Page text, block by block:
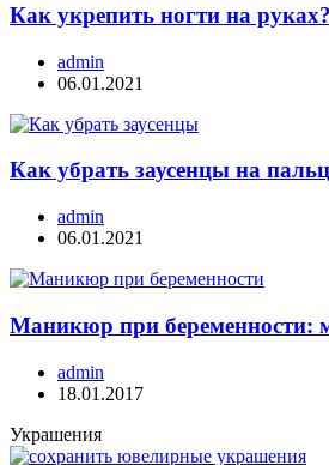
Как укрепить ногти на руках?
admin
06.01.2021
Как убрать заусенцы на
admin
06.01.2021
Маникюр при беременности:
admin
18.01.2017
Украшения